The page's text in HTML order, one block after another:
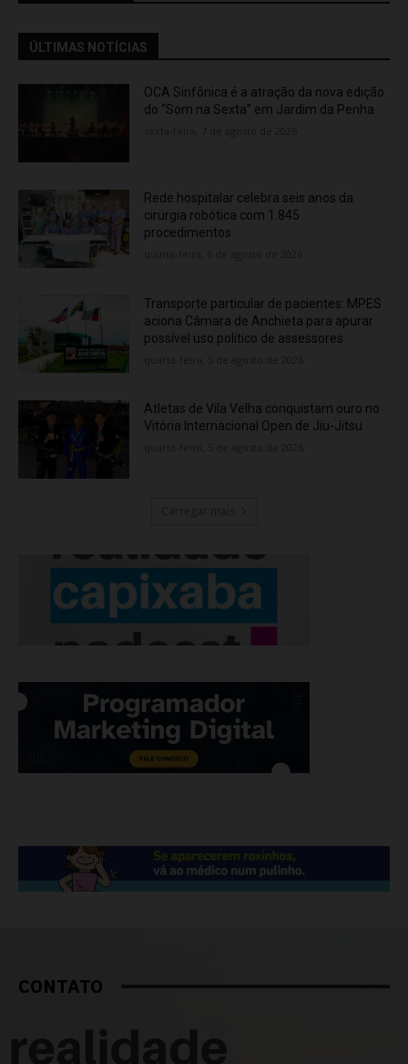
ÚLTIMAS NOTÍCIAS
OCA Sinfônica é a atração da nova edição
do “Som na Sexta” em Jardim da Penha
Rede hospitalar celebra seis anos da
cirurgia robótica com 1.845
procedimentos
Transporte particular de pacientes: MPES
aciona Câmara de Anchieta para apurar
possível uso político de assessores
Atletas de Vila Velha conquistam ouro no
Vitória Internacional Open de Jiu-Jitsu
CONTATO